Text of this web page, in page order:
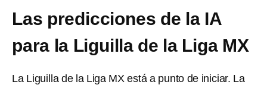
Las predicciones de la IA
para la Liguilla de la Liga MX
La Liguilla de la Liga MX está a punto de iniciar. La